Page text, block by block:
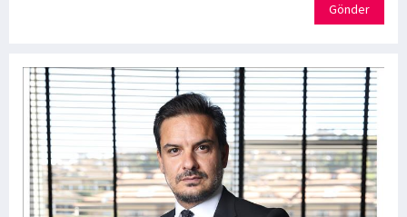
Gönder